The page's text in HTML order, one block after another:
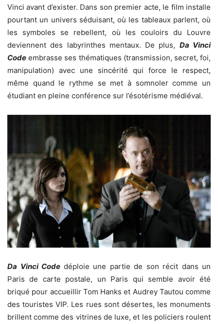
Vinci avant d’exister. Dans son premier acte, le film installe
pourtant un univers séduisant, où les tableaux parlent, où
les symboles se rebellent, où les couloirs du Louvre
deviennent des labyrinthes mentaux. De plus, Da Vinci
Code embrasse ses thématiques (transmission, secret, foi,
manipulation) avec une sincérité qui force le respect,
même quand le rythme se met à somnoler comme un
étudiant en pleine conférence sur l’ésotérisme médiéval.
Da Vinci Code déploie une partie de son récit dans un
Paris de carte postale, un Paris qui semble avoir été
briqué pour accueillir Tom Hanks et Audrey Tautou comme
des touristes VIP. Les rues sont désertes, les monuments
brillent comme des vitrines de luxe, et les policiers roulent